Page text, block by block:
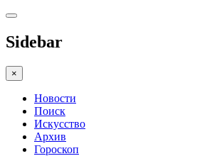
Sidebar
×
Новости
Поиск
Искусство
Архив
Гороскоп